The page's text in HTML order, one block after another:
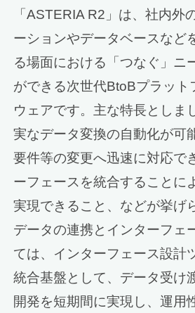
「ASTERIA R2」は、社内外
ーションやデータベースなど
る場面における「つなぐ」ニ
ができる次世代BtoBプラット
ウェアです。主な特長としま
実なデータ変換の自動化が可
要件等の変更へ迅速に対応で
ーフェースを統合することに
実現できること、などが挙げ
データの連携とインターフェ
ては、インターフェース設計
統合基盤として、データ受け
開発を短期間に実現し、運用